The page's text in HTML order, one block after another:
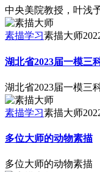
中央美院教授，叶浅
素描学习素描大师
湖北省2023届一模三
湖北省2023届一模三
素描学习素描大师
多位大师的动物素描
多位大师的动物素描